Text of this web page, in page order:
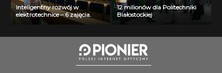
Inteligentny rozwój w
elektrotechnice – 6 zajęcia.
12 milionów dla Politechniki
Białostockiej